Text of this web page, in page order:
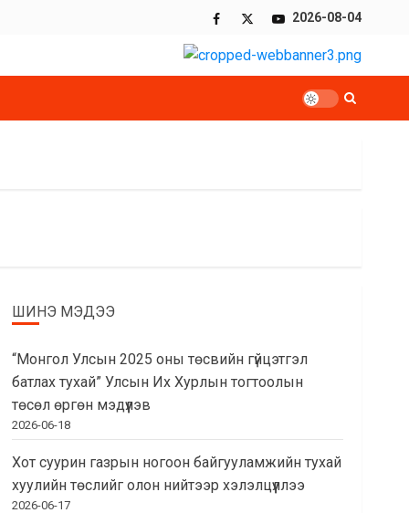
Facebook
x Youtube
2026-08-04
ШИНЭ МЭДЭЭ
“Монгол Улсын 2025 оны төсвийн гүйцэтгэл
батлах тухай” Улсын Их Хурлын тогтоолын
төсөл өргөн мэдүүлэв
2026-06-18
Хот суурин газрын ногоон байгууламжийн тухай
хуулийн төслийг олон нийтээр хэлэлцүүллээ
2026-06-17